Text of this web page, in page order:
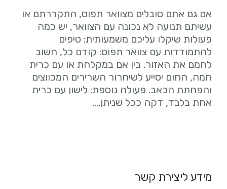
אם גם אתם סובלים מצוואר תפוס, התקררתם או
עשיתם תנועה לא נכונה עם הצוואר, יש כמה
פעולות שיקלו עליכם משמעותית: טיפים
להתמודדות עם צוואר תפוס: קודם כל, חשוב
לחמם את האזור. בין אם במקלחת או עם כרית
חמה, החום יסייע לשיחרור השרירים המכווצים
והפחתת הכאב. פעולה נוספת: לישון עם כרית
אחת בלבד, דקה ככל שניתן….
מידע ליצירת קשר